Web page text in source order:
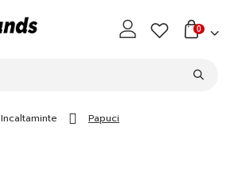
0
Incaltaminte Papuci